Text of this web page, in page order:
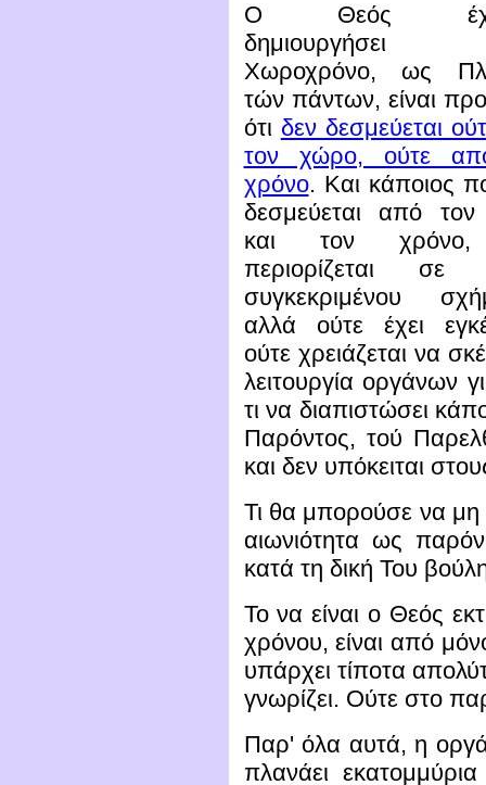
Ο Θεός
Χωροχρόνο, ως
τών πάντων, είναι
ότι δεν δεσμεύεται
τον χώρο, ούτε
χρόνο. Και κάποιος
δεσμεύεται από
και τον
περιορίζεται σε
συγκεκριμένου
αλλά ούτε έχει
ούτε χρειάζεται να
λειτουργία οργάνων
τι να διαπιστώσει
Παρόντος, τού
και δεν υπόκειται
Τι θα μπορούσε να μη
αιωνιότητα ως
κατά τη δική Του
Το να είναι ο Θεός
χρόνου, είναι από
υπάρχει τίποτα
γνωρίζει. Ούτε στο
Παρ' όλα αυτά, η
πλανάει